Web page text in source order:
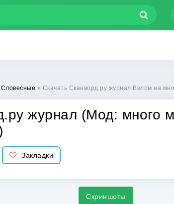
Словесные » Скачать Сканворд.ру журнал Взлом на много
журнал (Мод: много
Закладки
Скриншоты